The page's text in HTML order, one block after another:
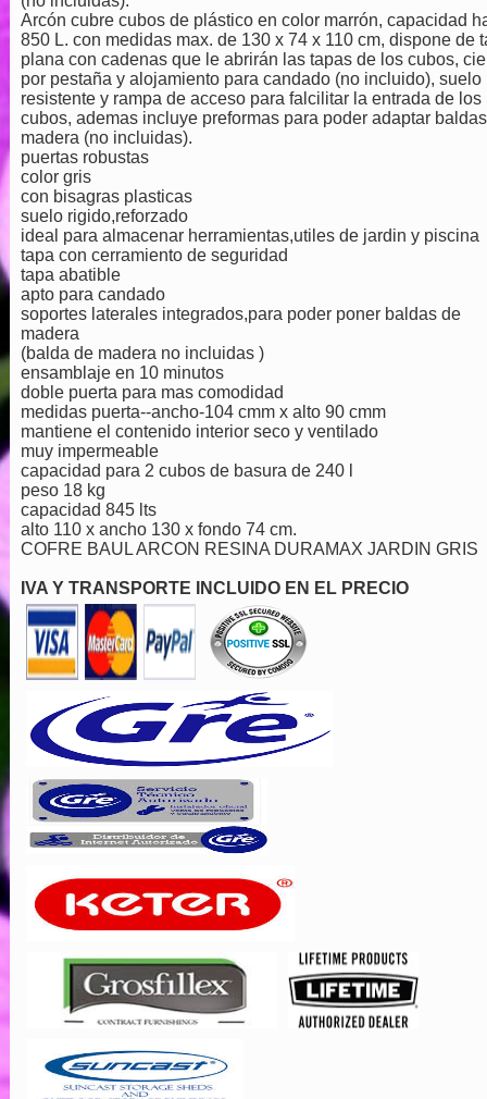
Arcón cubre cubos de plástico en color marrón, capacidad
850 L. con medidas max. de 130 x 74 x 110 cm, dispone de
plana con cadenas que le abrirán las tapas de los cubos,
por pestaña y alojamiento para candado (no incluido), suelo
resistente y rampa de acceso para falcilitar la entrada de los
cubos, ademas incluye preformas para poder adaptar
madera (no incluidas).
puertas robustas
color gris
con bisagras plasticas
suelo rigido,reforzado
ideal para almacenar herramientas,utiles de jardin y piscina
tapa con cerramiento de seguridad
tapa abatible
apto para candado
soportes laterales integrados,para poder poner baldas de
madera
(balda de madera no incluidas )
ensamblaje en 10 minutos
doble puerta para mas comodidad
medidas puerta--ancho-104 cmm x alto 90 cmm
mantiene el contenido interior seco y ventilado
muy impermeable
capacidad para 2 cubos de basura de 240 l
peso 18 kg
capacidad 845 lts
alto 110 x ancho 130 x fondo 74 cm.
COFRE BAUL ARCON RESINA DURAMAX JARDIN GRIS
IVA Y TRANSPORTE INCLUIDO EN EL PRECIO